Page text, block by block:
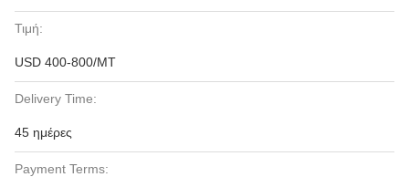
Τιμή:
USD 400-800/MT
Delivery Time:
45 ημέρες
Payment Terms: